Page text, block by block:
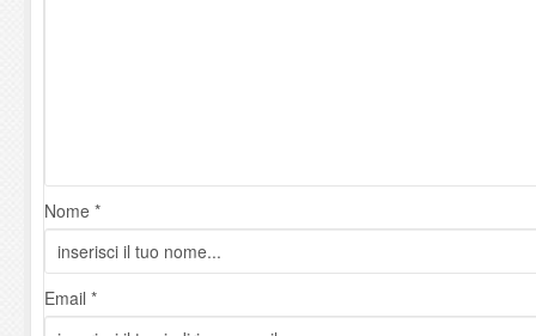
Nome *
Email *